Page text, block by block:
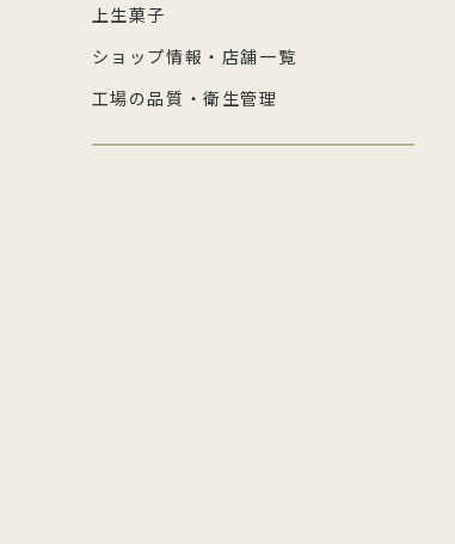
上生菓子
ショップ情報・店舗一覧
工場の品質・衛生管理